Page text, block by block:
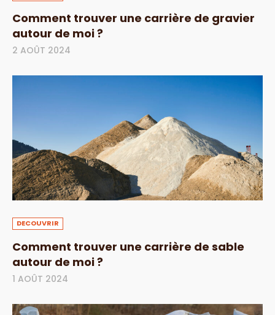
Comment trouver une carrière de gravier
autour de moi ?
2 AOÛT 2024
DECOUVRIR
Comment trouver une carrière de sable
autour de moi ?
1 AOÛT 2024